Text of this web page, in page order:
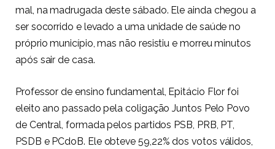
mal, na madrugada deste sábado. Ele ainda chegou a
ser socorrido e levado a uma unidade de saúde no
próprio município, mas não resistiu e morreu minutos
após sair de casa.
Professor de ensino fundamental, Epitácio Flor foi
eleito ano passado pela coligação Juntos Pelo Povo
de Central, formada pelos partidos PSB, PRB, PT,
PSDB e PCdoB. Ele obteve 59,22% dos votos válidos,